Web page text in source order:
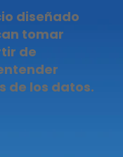
diseñado
tomar
de
de los datos.